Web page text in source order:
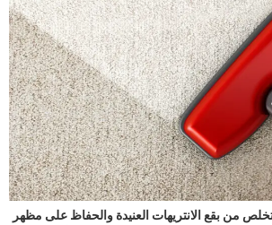
من بقع الانتريهات العنيدة والحفاظ على مظهر